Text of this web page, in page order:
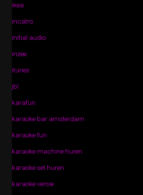
ikea
incatro
initial audio
inzee
itunes
jbl
karafun
karaoke bar amsterdam
karaoke fun
karaoke machine huren
karaoke set huren
karaoke versie